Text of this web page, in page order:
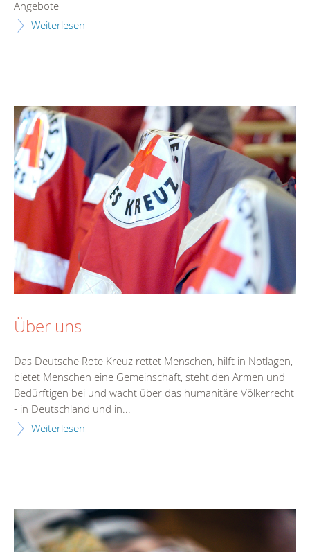
Angebote
Weiterlesen
Über uns
Das Deutsche Rote Kreuz rettet Menschen, hilft in Notlagen,
bietet Menschen eine Gemeinschaft, steht den Armen und
Bedürftigen bei und wacht über das humanitäre Völkerrecht
- in Deutschland und in...
Weiterlesen